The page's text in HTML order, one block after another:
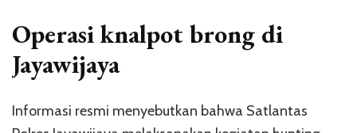
Operasi knalpot brong di
Jayawijaya
Informasi resmi menyebutkan bahwa Satlantas